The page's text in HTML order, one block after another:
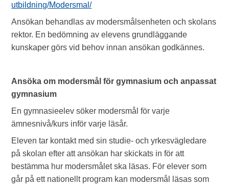
utbildning/Modersmal/
Ansökan behandlas av modersmålsenheten och skolans
rektor. En bedömning av elevens grundläggande
kunskaper görs vid behov innan ansökan godkännes.
Ansöka om modersmål för gymnasium och anpassat
gymnasium
En gymnasieelev söker modersmål för varje
ämnesnivå/kurs inför varje läsår.
Eleven tar kontakt med sin studie- och yrkesvägledare
på skolan efter att ansökan har skickats in för att
bestämma hur modersmålet ska läsas. För elever som
går på ett nationellt program kan modersmål läsas som